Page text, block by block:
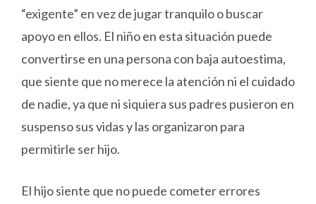
“exigente” en vez de jugar tranquilo o buscar
apoyo en ellos. El niño en esta situación puede
convertirse en una persona con baja autoestima,
que siente que no merece la atención ni el cuidado
de nadie, ya que ni siquiera sus padres pusieron en
suspenso sus vidas y las organizaron para
permitirle ser hijo.
El hijo siente que no puede cometer errores